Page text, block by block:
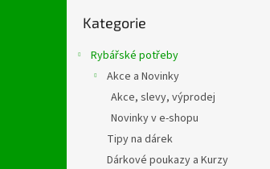
kategorie
Kategorie
Rybářské potřeby
Akce a Novinky
Akce, slevy, výprodej
Novinky v e-shopu
Tipy na dárek
Dárkové poukazy a Kurzy